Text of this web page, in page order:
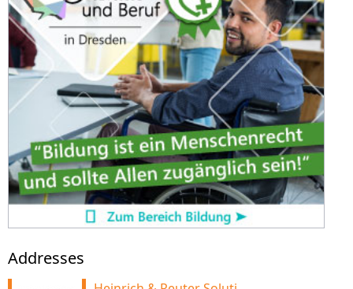
Addresses